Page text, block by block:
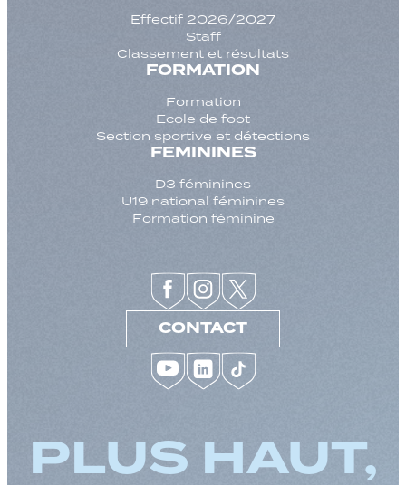
Effectif 2026/2027
Staff
Classement et résultats
FORMATION
Formation
Ecole de foot
Section sportive et détections
FEMININES
D3 féminines
U19 national féminines
Formation féminine
CONTACT
PLUS HAUT,